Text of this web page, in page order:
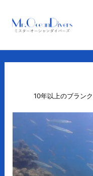
10年以上のブラン